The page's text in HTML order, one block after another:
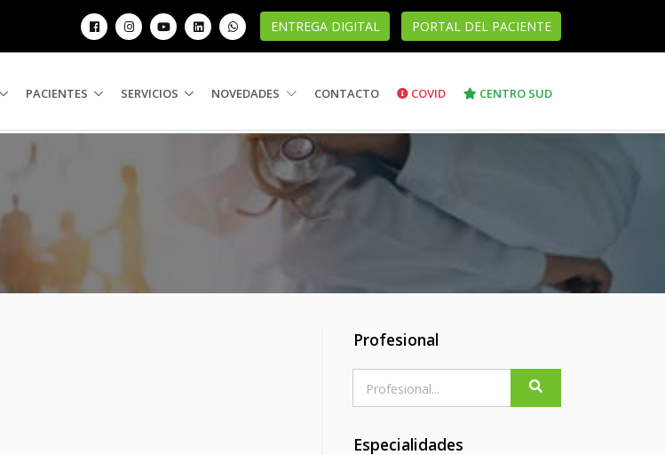
ENTREGA DIGITAL PORTAL DEL PACIENTE
PACIENTES SERVICIOS NOVEDADES CONTACTO COVID CENTRO SUD
Profesional
Especialidades